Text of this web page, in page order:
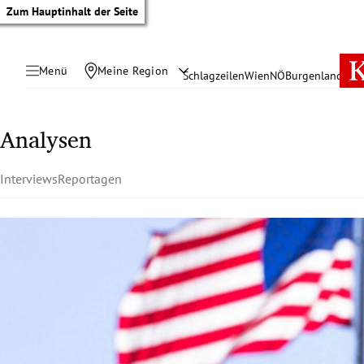
Zum Hauptinhalt der Seite
Menü Meine Region SchlagzeilenWienNÖBurgenland
Analysen
InterviewsReportagen